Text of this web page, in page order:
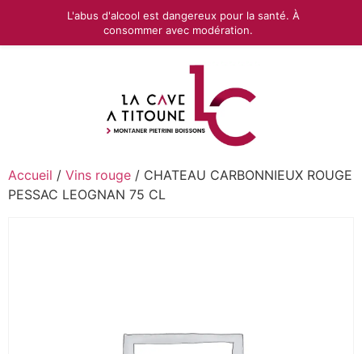
Accueil / Vins rouge / CHATEAU CARBONNIEUX ROUGE
PESSAC LEOGNAN 75 CL
L'abus d'alcool est dangereux pour la santé. À
consommer avec modération.